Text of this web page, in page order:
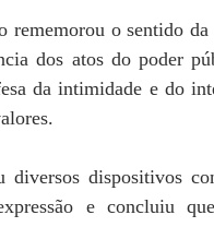
rememorou o sentido
dos atos do poder
da intimidade e do
diversos dispositivos
e concluiu